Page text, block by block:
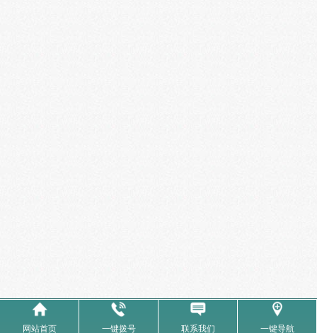
网站首页 一键拨号 联系我们 一键导航